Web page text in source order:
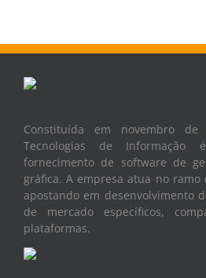
Constituída em novembro
Tecnologias de
fornecimento de software de
gráfica. A empresa atua no ramo
apostando em desenvolvimento
de mercado específicos,
plataformas.